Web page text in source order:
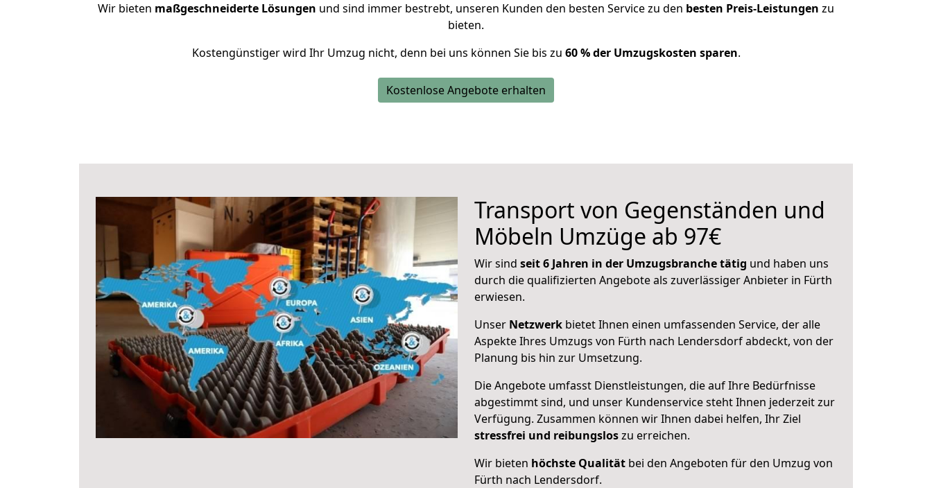
Wir bieten maßgeschneiderte Lösungen und sind immer bestrebt, unseren Kunden den besten Service zu den besten Preis-Leistungen zu
bieten.
Kostengünstiger wird Ihr Umzug nicht, denn bei uns können Sie bis zu 60 % der Umzugskosten sparen.
Kostenlose Angebote erhalten
Transport von Gegenständen und
Möbeln Umzüge ab 97€
Wir sind seit 6 Jahren in der Umzugsbranche tätig und haben uns
durch die qualifizierten Angebote als zuverlässiger Anbieter in Fürth
erwiesen.
Unser Netzwerk bietet Ihnen einen umfassenden Service, der alle
Aspekte Ihres Umzugs von Fürth nach Lendersdorf abdeckt, von der
Planung bis hin zur Umsetzung.
Die Angebote umfasst Dienstleistungen, die auf Ihre Bedürfnisse
abgestimmt sind, und unser Kundenservice steht Ihnen jederzeit zur
Verfügung. Zusammen können wir Ihnen dabei helfen, Ihr Ziel
stressfrei und reibungsloszu erreichen.
Wir bieten höchste Qualität bei den Angeboten für den Umzug von
Fürth nach Lendersdorf.